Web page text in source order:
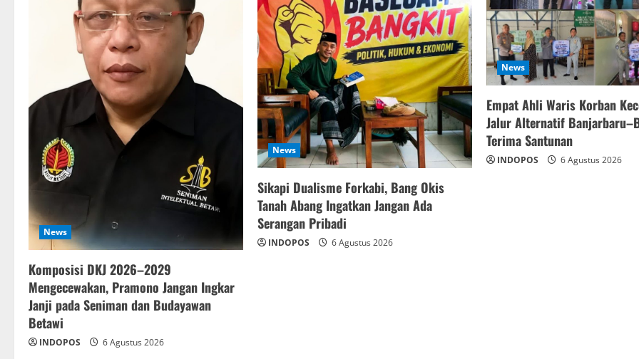
News
Komposisi DKJ 2026–2029
Mengecewakan, Pramono Jangan Ingkar
Janji pada Seniman dan Budayawan
Betawi
INDOPOS 6 Agustus 2026
News
Sikapi Dualisme Forkabi, Bang Okis
Tanah Abang Ingatkan Jangan Ada
Serangan Pribadi
INDOPOS 6 Agustus 2026
News
Empat Ahli Waris Korban
Jalur Alternatif
Terima Santunan
INDOPOS 6 Agustus 2026